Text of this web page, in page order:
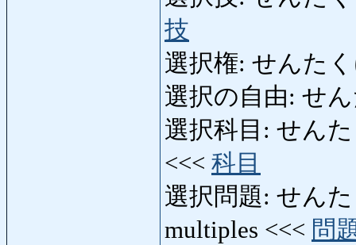
技
選択権: せんた
選択の自由: せ
選択科目: せん
<<< 科目
選択問題: せん
multiples <<< 問